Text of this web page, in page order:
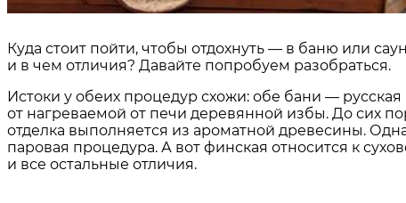
Куда стоит пойти, чтобы отдохнуть — в баню или
и в чем отличия? Давайте попробуем разобраться.
Истоки у обеих процедур схожи: обе бани —
от нагреваемой от печи деревянной избы. До сих
отделка выполняется из ароматной древесины.
паровая процедура. А вот финская относится к
и все остальные отличия.